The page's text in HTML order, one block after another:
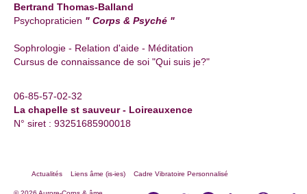
Bertrand Thomas-Balland
Psychopraticien " Corps & Psyché "
Sophrologie - Relation d'aide - Méditation
Cursus de connaissance de soi "Qui suis je?"
06-85-57-02-32
La chapelle st sauveur - Loireauxence
N° siret : 93251685900018
Actualités Liens âme (is-ies) Cadre Vibratoire Personnalisé